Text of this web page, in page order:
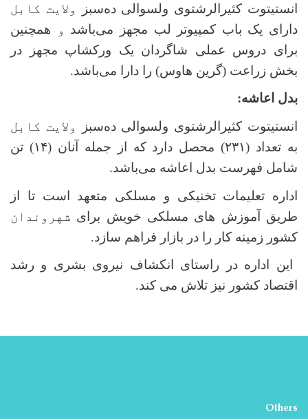
انستیتوت کثیرالرشتوی ولسوالی ده‌سبز
ولایت کابل
دارای یک باب کمپیوتر لب مجهز می‌باشد و همچنین
برای دروس عملی شاگردان یک ورکشاپ مجهز در
بخش زراعت (گرین هاوس) را دارا می‌باشد.
بدل اعاشه:
انستیتوت کثیرالرشتوی ولسوالی ده‌سبز
ولایت کابل
به تعداد (۲۳۱) محصل دارد که از جمله آنان (۱۴)
تن
شامل فهرست بدل اعاشه می‌باشد.
اداره تعلیمات تخنیکی و مسلکی متعهد است تا از
طریق آموزش های مسلکی خویش برای شهروندان
کشور زمینه کار را در بازار فراهم سازد.
این اداره در راستای انکشاف نیروی بشری و رشد
اقتصاد کشور نیز تلاش می کند.
Others